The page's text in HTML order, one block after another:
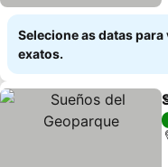
Selecione as datas
exatos.